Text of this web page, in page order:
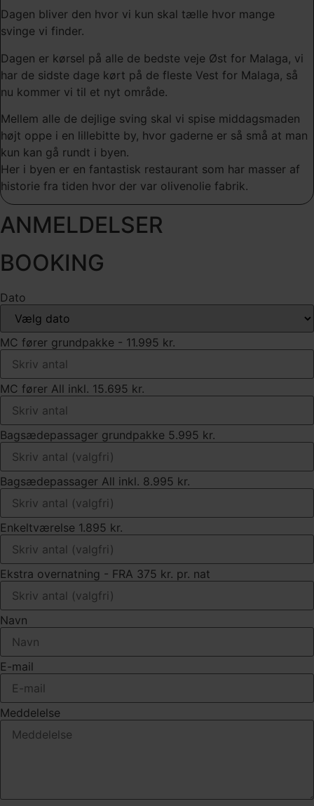
Dagen bliver den hvor vi kun skal tælle hvor mange
svinge vi finder.
Dagen er kørsel på alle de bedste veje Øst for Malaga, vi
har de sidste dage kørt på de fleste Vest for Malaga, så
nu kommer vi til et nyt område.
Mellem alle de dejlige sving skal vi spise middagsmaden
højt oppe i en lillebitte by, hvor gaderne er så små at man
kun kan gå rundt i byen.
Her i byen er en fantastisk restaurant som har masser af
historie fra tiden hvor der var olivenolie fabrik.
ANMELDELSER
BOOKING
Dato
MC fører grundpakke - 11.995 kr.
MC fører All inkl. 15.695 kr.
Bagsædepassager grundpakke 5.995 kr.
Bagsædepassager All inkl. 8.995 kr.
Enkeltværelse 1.895 kr.
Ekstra overnatning - FRA 375 kr. pr. nat
Navn
E-mail
Meddelelse